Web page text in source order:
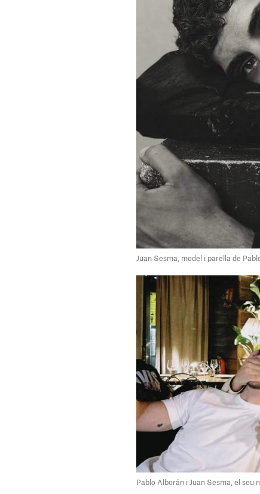
Juan Sesma, model i parella de
Pablo Alborán i Juan Sesma, el seu